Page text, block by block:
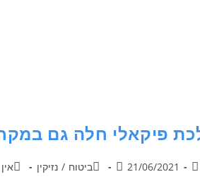
פיקאלי חלה גם
21/06/2021 ביטוח / נזיקין